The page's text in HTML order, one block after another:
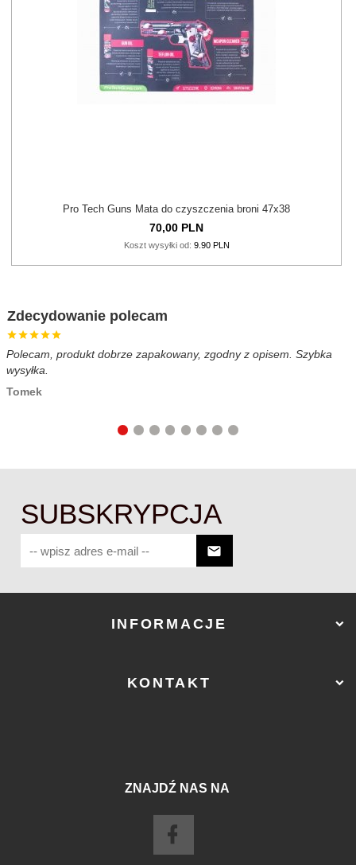
Pro Tech Guns Mata do czyszczenia broni 47x38
70,00 PLN
Koszt wysyłki od: 9.90 PLN
Zdecydowanie polecam
Polecam, produkt dobrze zapakowany, zgodny z opisem. Szybka
wysyłka.
Tomek
SUBSKRYPCJA
INFORMACJE
KONTAKT
sklep@ostry-sklep.pl
ZNAJDŹ NAS NA